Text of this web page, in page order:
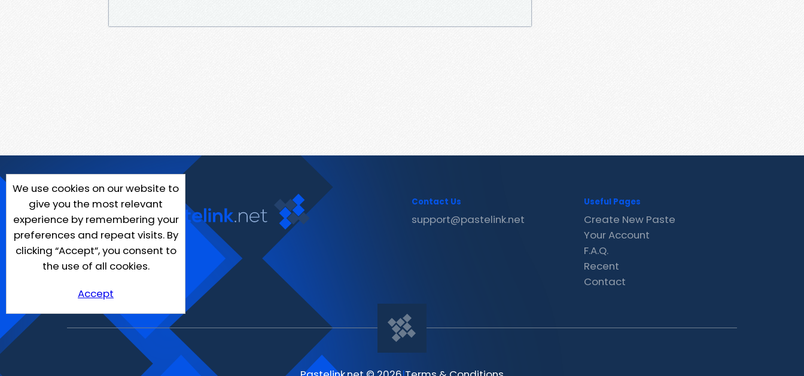
We use cookies on our website to
give you the most relevant
experience by remembering your
preferences and repeat visits. By
clicking “Accept”, you consent to
the use of all cookies.
Accept
Contact Us
support@pastelink.net
Useful Pages
Create New Paste
Your Account
F.A.Q.
Recent
Contact